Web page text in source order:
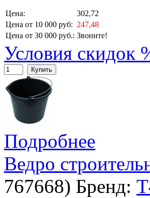
Цена:
302,72
Цена от 10 000 руб: 247,48
Цена от 30 000 руб.: Звоните!
Условия скидок
Купить
Подробнее
Ведро
767668) Бренд: